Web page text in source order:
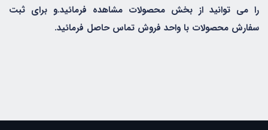
را می توانید از بخش محصولات مشاهده فرمائید.و برای ثبت
سفارش محصولات با واحد فروش تماس حاصل فرمائید.